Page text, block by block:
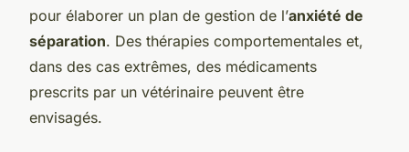
pour élaborer un plan de gestion de l’anxiété de
séparation. Des thérapies comportementales et,
dans des cas extrêmes, des médicaments
prescrits par un vétérinaire peuvent être
envisagés.